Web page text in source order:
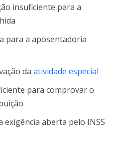
insuficiente para a
para a aposentadoria
da atividade especial
para comprovar o
exigência aberta pelo INSS